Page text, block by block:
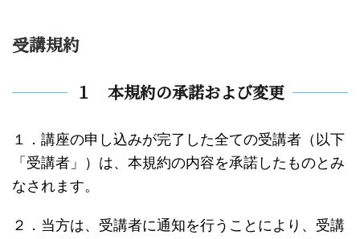
受講規約
１ 本規約の承諾および変更
１．講座の申し込みが完了した全ての受講者（以下
「受講者」）は、本規約の内容を承諾したものとみ
なされます。
２．当方は、受講者に通知を行うことにより、受講